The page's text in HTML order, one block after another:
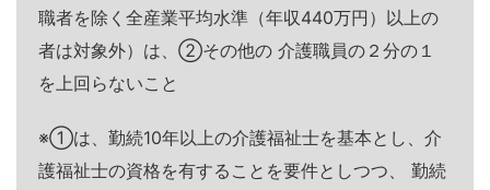
職者を除く全産業平均水準（年収440万円）以上の
者は対象外）は、②その他の 介護職員の２分の１
を上回らないこと
※①は、勤続10年以上の介護福祉士を基本とし、介
護福祉士の資格を有することを要件としつつ、 勤続